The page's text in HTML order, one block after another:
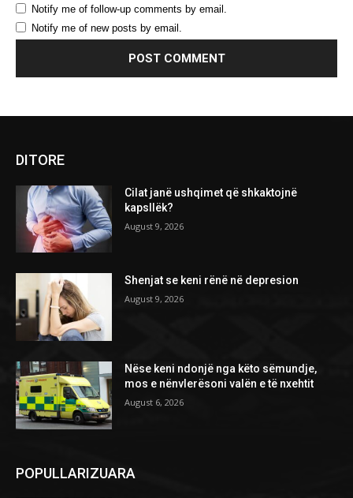
Notify me of follow-up comments by email.
Notify me of new posts by email.
DITORE
Cilat janë ushqimet që shkaktojnë
kapsllëk?
August 9, 2026
Shenjat se keni rënë në depresion
August 9, 2026
Nëse keni ndonjë nga këto sëmundje,
mos e nënvlerësoni valën e të nxehtit
August 6, 2026
POPULLARIZUARA